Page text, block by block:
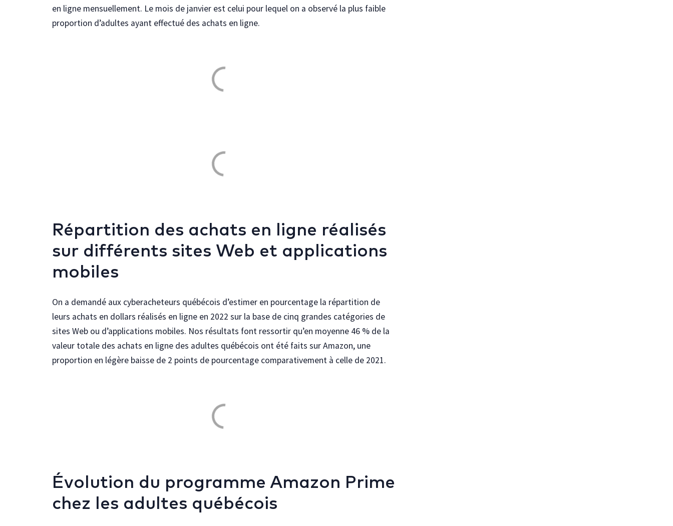
en ligne mensuellement. Le mois de janvier est celui pour lequel on a observé la plus faible
proportion d’adultes ayant effectué des achats en ligne.
Répartition des achats en ligne réalisés
sur différents sites Web et applications
mobiles
On a demandé aux cyberacheteurs québécois d’estimer en pourcentage la répartition de
leurs achats en dollars réalisés en ligne en 2022 sur la base de cinq grandes catégories de
sites Web ou d’applications mobiles. Nos résultats font ressortir qu’en moyenne 46 % de la
valeur totale des achats en ligne des adultes québécois ont été faits sur Amazon, une
proportion en légère baisse de 2 points de pourcentage comparativement à celle de 2021.
Évolution du programme Amazon Prime
chez les adultes québécois